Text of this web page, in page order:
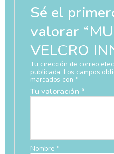
Sé el
valorar
VELCRO
Tu dirección de correo
publicada. Los campos
marcados con *
Tu valoración *
Nombre *